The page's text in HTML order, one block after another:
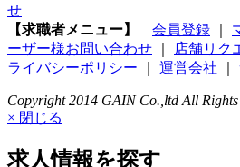
せ
【求職者メニュー】
会員登録
ーザー様お問い合わせ
店舗リク
ライバシーポリシー
運営会社
Copyright 2014 GAIN Co.,ltd All Rights
× 閉じる
求人情報を探す